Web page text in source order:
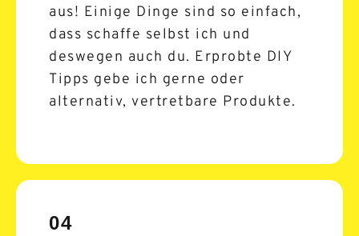
aus! Einige Dinge sind so einfach,
dass schaffe selbst ich und
deswegen auch du. Erprobte DIY
Tipps gebe ich gerne oder
alternativ, vertretbare Produkte.
04